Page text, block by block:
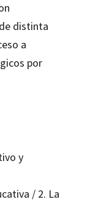
distinta
a
por
y
/ 2. La